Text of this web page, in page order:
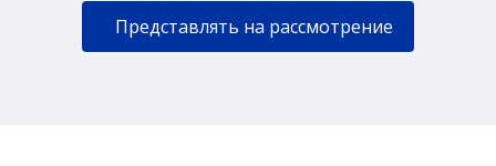
Представлять на рассмотрение